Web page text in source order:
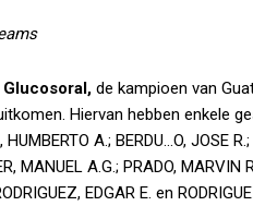
Glucosoral, de kampioen van
Hiervan hebben enkele
A.; BERDU…O, JOSE
MANUEL A.G.; PRADO, MARVIN
EDGAR E. en